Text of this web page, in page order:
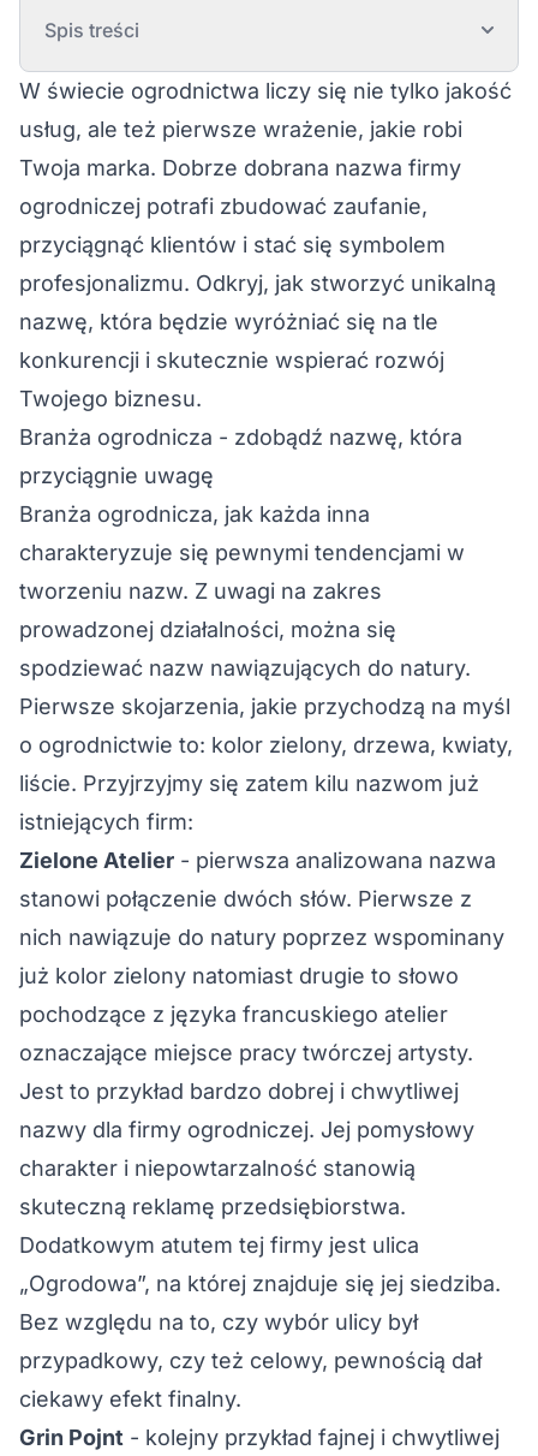
Spis treści
W świecie ogrodnictwa liczy się nie tylko jakość
usług, ale też pierwsze wrażenie, jakie robi
Twoja marka. Dobrze dobrana nazwa firmy
ogrodniczej potrafi zbudować zaufanie,
przyciągnąć klientów i stać się symbolem
profesjonalizmu. Odkryj, jak stworzyć unikalną
nazwę, która będzie wyróżniać się na tle
konkurencji i skutecznie wspierać rozwój
Twojego biznesu.
Branża ogrodnicza - zdobądź nazwę, która
przyciągnie uwagę
Branża ogrodnicza, jak każda inna
charakteryzuje się pewnymi tendencjami w
tworzeniu nazw. Z uwagi na zakres
prowadzonej działalności, można się
spodziewać nazw nawiązujących do natury.
Pierwsze skojarzenia, jakie przychodzą na myśl
o ogrodnictwie to: kolor zielony, drzewa, kwiaty,
liście. Przyjrzyjmy się zatem kilu nazwom już
istniejących firm:
Zielone Atelier - pierwsza analizowana nazwa
stanowi połączenie dwóch słów. Pierwsze z
nich nawiązuje do natury poprzez wspominany
już kolor zielony natomiast drugie to słowo
pochodzące z języka francuskiego atelier
oznaczające miejsce pracy twórczej artysty.
Jest to przykład bardzo dobrej i chwytliwej
nazwy dla firmy ogrodniczej. Jej pomysłowy
charakter i niepowtarzalność stanowią
skuteczną reklamę przedsiębiorstwa.
Dodatkowym atutem tej firmy jest ulica
„Ogrodowa”, na której znajduje się jej siedziba.
Bez względu na to, czy wybór ulicy był
przypadkowy, czy też celowy, pewnością dał
ciekawy efekt finalny.
Grin Pojnt - kolejny przykład fajnej i chwytliwej